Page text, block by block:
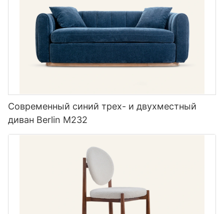
Современный синий трех- и двухместный
диван Berlin M232